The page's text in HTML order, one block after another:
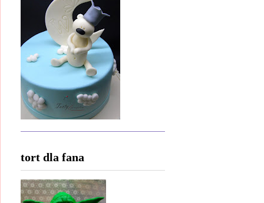
tort dla fana